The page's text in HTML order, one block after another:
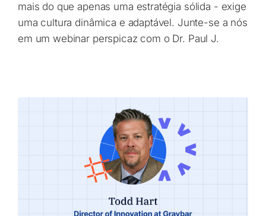
mais do que apenas uma estratégia sólida - exige
uma cultura dinâmica e adaptável. Junte-se a nós
em um webinar perspicaz com o Dr. Paul J.